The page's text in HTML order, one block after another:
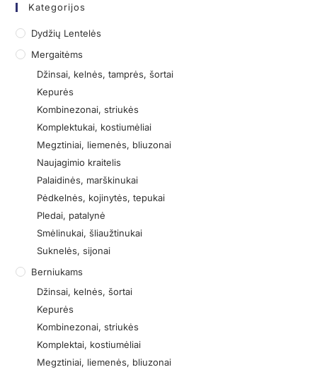
Kategorijos
Dydžių Lentelės
Mergaitėms
Džinsai, kelnės, tamprės, šortai
Kepurės
Kombinezonai, striukės
Komplektukai, kostiumėliai
Megztiniai, liemenės, bliuzonai
Naujagimio kraitelis
Palaidinės, marškinukai
Pėdkelnės, kojinytės, tepukai
Pledai, patalynė
Smėlinukai, šliaužtinukai
Suknelės, sijonai
Berniukams
Džinsai, kelnės, šortai
Kepurės
Kombinezonai, striukės
Komplektai, kostiumėliai
Megztiniai, liemenės, bliuzonai